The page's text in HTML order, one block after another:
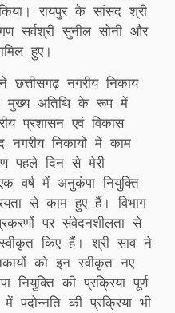
रायपुर के सांसद श्री
सर्वश्री सुनील सोनी और
हुए।
नगरीय निकाय
मुख्य अतिथि के रूप में
प्रशासन एवं विकास
नगरीय निकायों में काम
पहले दिन से मेरी
वर्ष में अनुकंपा नियुक्ति
से काम हुए हैं। विभाग
पर संवेदनशीलता से
किए हैं। श्री साव ने
को इन स्वीकृत नए
की प्रक्रिया पूर्ण
पदोन्नति की प्रक्रिया भी